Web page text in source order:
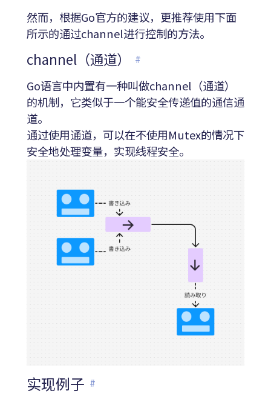
然而，根据Go官方的建议，更推荐使用下面
所示的通过channel进行控制的方法。
channel（通道） #
Go语言中内置有一种叫做channel（通道）
的机制，它类似于一个能安全传递值的通信通
道。
通过使用通道，可以在不使用Mutex的情况下
安全地处理变量，实现线程安全。
实现例子 #